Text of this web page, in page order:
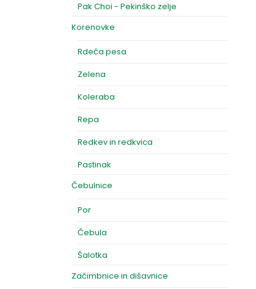
Pak Choi - Pekinško zelje
Korenovke
Rdeča pesa
Zelena
Koleraba
Repa
Redkev in redkvica
Pastinak
Čebulnice
Por
Čebula
Šalotka
Začimbnice in dišavnice